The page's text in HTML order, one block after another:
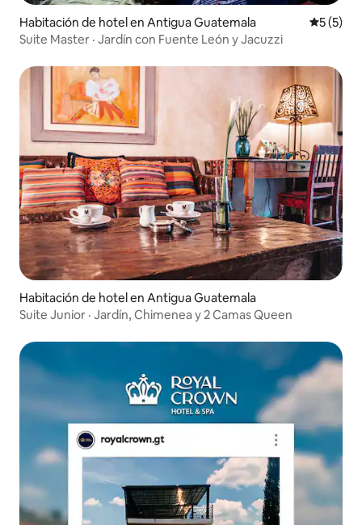
Habitación de hotel en Antigua Guatemala
5 (5)
Suite Master · Jardín con Fuente León y Jacuzzi
Habitación de hotel en Antigua Guatemala
Suite Junior · Jardín, Chimenea y 2 Camas Queen